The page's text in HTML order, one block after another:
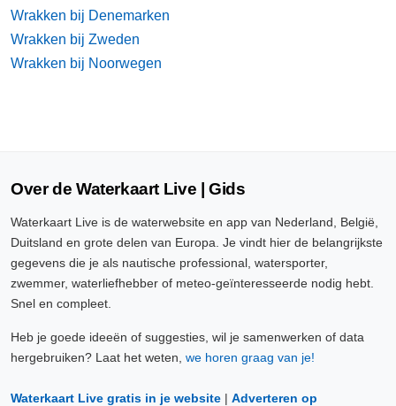
Wrakken bij Denemarken
Wrakken bij Zweden
Wrakken bij Noorwegen
Over de Waterkaart Live | Gids
Waterkaart Live is de waterwebsite en app van Nederland, België,
Duitsland en grote delen van Europa. Je vindt hier de belangrijkste
gegevens die je als nautische professional, watersporter,
zwemmer, waterliefhebber of meteo-geïnteresseerde nodig hebt.
Snel en compleet.
Heb je goede ideeën of suggesties, wil je samenwerken of data
hergebruiken? Laat het weten, we horen graag van je!
Waterkaart Live gratis in je website | Adverteren op